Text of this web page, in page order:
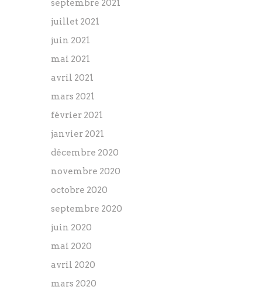
septembre 2021
juillet 2021
juin 2021
mai 2021
avril 2021
mars 2021
février 2021
janvier 2021
décembre 2020
novembre 2020
octobre 2020
septembre 2020
juin 2020
mai 2020
avril 2020
mars 2020